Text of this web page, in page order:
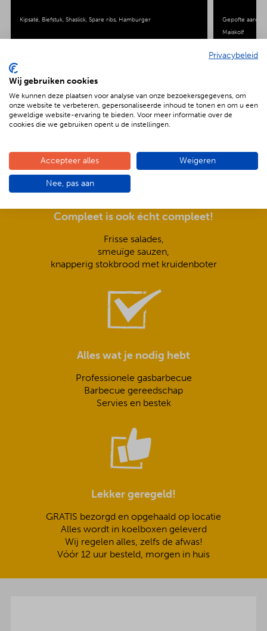
Kipsaté Biefstuk Shaslick Spare ribs Hamburger
Gepofte
Maiskolf
De voordelen van BBQenzo.nl
Compleet is ook écht compleet!
Frisse salades,
smeuïge sauzen,
knapperig stokbrood met kruidenboter
Alles wat je nodig hebt
Professionele gasbarbecue
Barbecue gereedschap
Servies en bestek
Lekker geregeld!
GRATIS bezorgd en opgehaald op locatie
Alles wordt in koelboxen geleverd
Wij regelen alles, zelfs de afwas!
Vóór 12 uur besteld, morgen in huis
Privacybeleid
Wij gebruiken cookies
We kunnen deze plaatsen voor analyse van onze bezoekersgegevens, om
onze website te verbeteren, gepersonaliseerde inhoud te tonen en om u een
geweldige website-ervaring te bieden. Voor meer informatie over de
cookies die we gebruiken opent u de instellingen.
Accepteer alles Weigeren
Nee, pas aan